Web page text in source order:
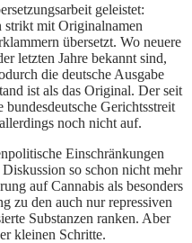
geleistet:
strikt mit Originalnamen
übersetzt. Wo neuere
letzten Jahre bekannt sind,
die deutsche Ausgabe
ist als das Original. Der seit
bundesdeutsche Gerichtsstreit
noch nicht auf.
Einschränkungen
so schon nicht mehr
auf Cannabis als besonders
zu den auch nur repressiven
Substanzen ranken. Aber
kleinen Schritte.